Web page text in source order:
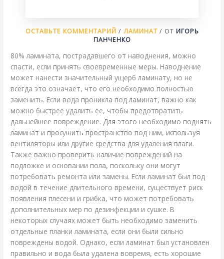
ОСТАВЬТЕ КОММЕНТАРИЙ / ЛАМИНАТ/ ОТ ИГОРЬ
ПАНЧЕНКО
80% ламината, пострадавшего от наводнения, можно
спасти, если принять своевременные меры. Наводнение
может нанести значительный ущерб ламинату, но не
всегда это означает, что его необходимо полностью
заменить. Если вода проникла под ламинат, важно как
можно быстрее удалить ее, чтобы предотвратить
дальнейшее повреждение. Для этого необходимо поднять
ламинат и просушить пространство под ним, используя
вентиляторы или другие средства для удаления влаги.
Также важно проверить наличие повреждений на
подложке и основании пола, поскольку они могут
потребовать ремонта или замены. Если ламинат был под
водой в течение длительного времени, существует риск
появления плесени и грибка, что может потребовать
дополнительных мер по дезинфекции и сушке. В
некоторых случаях может быть необходимо заменить
отдельные планки ламината, если они были сильно
повреждены водой. Однако, если ламинат был установлен
правильно и вода была удалена вовремя, есть хорошие